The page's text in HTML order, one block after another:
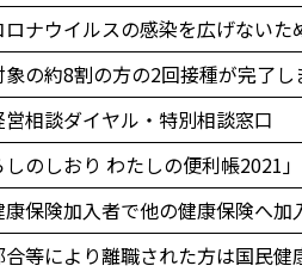
ナウイルスの感染を広げないた
象の約8割の方の2回接種が完了
営相談ダイヤル・特別相談窓口
しのしおり わたしの便利帳2021
康保険加入者で他の健康保険へ加
合等により離職された方は国民健